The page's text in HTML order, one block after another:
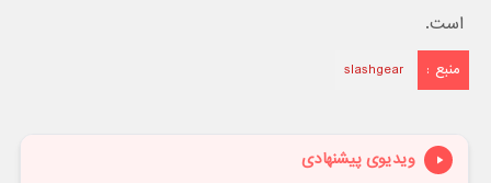
است.
منبع : slashgear
ویدیوی پیشنهادی